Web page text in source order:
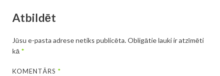
Atbildēt
Jūsu e-pasta adrese netiks publicēta.Obligātie lauki ir atzīmēti
kā *
KOMENTĀRS*